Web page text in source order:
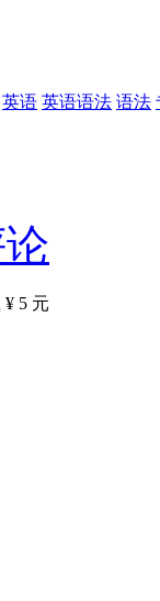
英语 英语语法 语法
¥ 5 元